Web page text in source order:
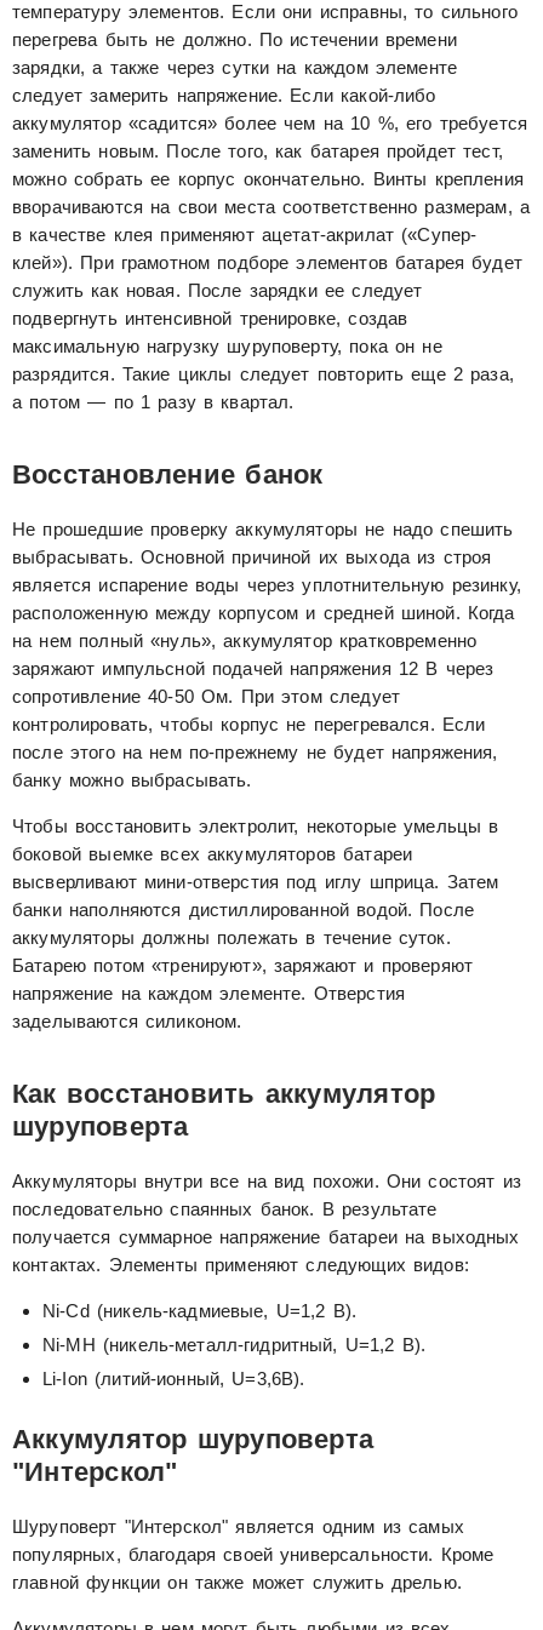
температуру элементов. Если они исправны, то сильного
перегрева быть не должно. По истечении времени
зарядки, а также через сутки на каждом элементе
следует замерить напряжение. Если какой-либо
аккумулятор «садится» более чем на 10 %, его требуется
заменить новым. После того, как батарея пройдет тест,
можно собрать ее корпус окончательно. Винты крепления
вворачиваются на свои места соответственно размерам, а
в качестве клея применяют ацетат-акрилат («Супер-
клей»). При грамотном подборе элементов батарея будет
служить как новая. После зарядки ее следует
подвергнуть интенсивной тренировке, создав
максимальную нагрузку шуруповерту, пока он не
разрядится. Такие циклы следует повторить еще 2 раза,
а потом — по 1 разу в квартал.
Восстановление банок
Не прошедшие проверку аккумуляторы не надо спешить
выбрасывать. Основной причиной их выхода из строя
является испарение воды через уплотнительную резинку,
расположенную между корпусом и средней шиной. Когда
на нем полный «нуль», аккумулятор кратковременно
заряжают импульсной подачей напряжения 12 В через
сопротивление 40-50 Ом. При этом следует
контролировать, чтобы корпус не перегревался. Если
после этого на нем по-прежнему не будет напряжения,
банку можно выбрасывать.
Чтобы восстановить электролит, некоторые умельцы в
боковой выемке всех аккумуляторов батареи
высверливают мини-отверстия под иглу шприца. Затем
банки наполняются дистиллированной водой. После
аккумуляторы должны полежать в течение суток.
Батарею потом «тренируют», заряжают и проверяют
напряжение на каждом элементе. Отверстия
заделываются силиконом.
Как восстановить аккумулятор
шуруповерта
Аккумуляторы внутри все на вид похожи. Они состоят из
последовательно спаянных банок. В результате
получается суммарное напряжение батареи на выходных
контактах. Элементы применяют следующих видов:
Ni-Cd (никель-кадмиевые, U=1,2 В).
Ni-MH (никель-металл-гидритный, U=1,2 В).
Li-Ion (литий-ионный, U=3,6В).
Аккумулятор шуруповерта
"Интерскол"
Шуруповерт "Интерскол" является одним из самых
популярных, благодаря своей универсальности. Кроме
главной функции он также может служить дрелью.